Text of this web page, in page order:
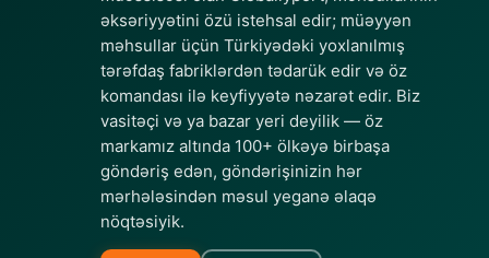
əksəriyyətini özü istehsal edir; müəyyən
məhsullar üçün Türkiyədəki yoxlanılmış
tərəfdaş fabriklərdən tədarük edir və öz
komandası ilə keyfiyyətə nəzarət edir. Biz
vasitəçi və ya bazar yeri deyilik — öz
markamız altında 100+ ölkəyə birbaşa
göndəriş edən, göndərişinizin hər
mərhələsindən məsul yeganə əlaqə
nöqtəsiyik.